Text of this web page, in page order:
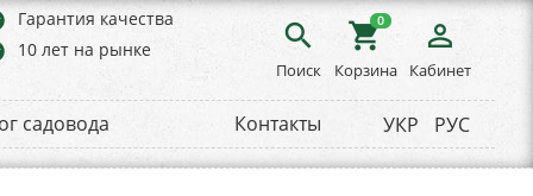
Гарантия качества
10 лет на рынке search
Поиск
shopping_cart
0
Корзина
person_outline
Кабинет
садовода Контакты УКР РУС